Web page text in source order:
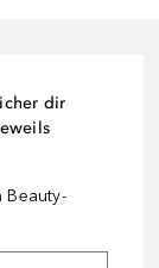
dir
Beauty-